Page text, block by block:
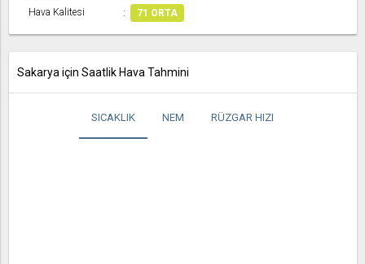
Hava Kalitesi
71 ORTA
Sakarya için Saatlik Hava Tahmini
SICAKLIK NEM RÜZGAR HIZI